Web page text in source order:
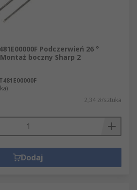
Podczerwień 26 °
boczny Sharp 2
2,34 zł/sztuka
Dodaj